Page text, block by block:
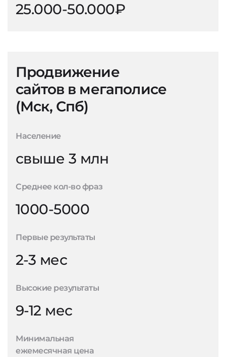
25.000-50.000₽
Продвижение
сайтов в мегаполисе
(Мск, Спб)
Население
свыше 3 млн
Среднее кол-во фраз
1000-5000
Первые результаты
2-3 мес
Высокие результаты
9-12 мес
Минимальная
ежемесячная цена